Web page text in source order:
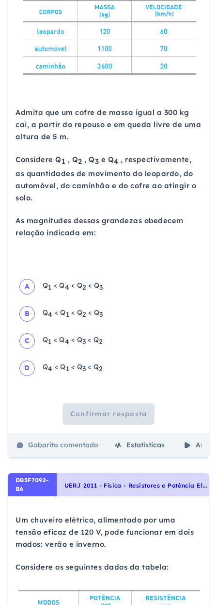
Admita que um cofre de massa igual a 300 kg
cai, a partir do repouso e em queda livre de uma
altura de 5 m.
Considere Q1 , Q2 , Q3 e Q4 , respectivamente,
as quantidades de movimento do leopardo, do
automóvel, do caminhão e do cofre ao atingir o
solo.
As magnitudes dessas grandezas obedecem
relação indicada em:
A Q1 < Q4 < Q2 < Q3
B Q4 < Q1 < Q2 < Q3
C Q1 < Q4 < Q3 < Q2
D Q4 < Q1 < Q3 < Q2
Confirmar resposta
Gabarito comentado Estatísticas Aulas
DB5F7092-
BA
U
ERJ 2011 - Física - Resistores e Potência Elétrica, Eletricidade
Um chuveiro elétrico, alimentado por uma
tensão eficaz de 120 V, pode funcionar em dois
modos: verão e inverno.
Considere os seguintes dados da tabela: